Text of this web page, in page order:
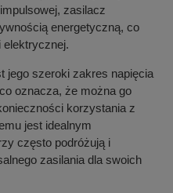
zasilacz
energetyczną, co
elektrycznej.
jego szeroki zakres napięcia
oznacza, że można go
korzystania z
jest idealnym
często podróżują i
zasilania dla swoich